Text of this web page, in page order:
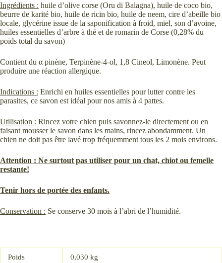
Ingrédients : huile d’olive corse (Oru di Balagna), huile de coco bio,
beurre de karité bio, huile de ricin bio, huile de neem, cire d’abeille bio
locale, glycérine issue de la saponification à froid, miel, son d’avoine,
huiles essentielles d’arbre à thé et de romarin de Corse (0,28% du
poids total du savon)
Contient du α pinène, Terpinène-4-ol, 1,8 Cineol, Limonène. Peut
produire une réaction allergique.
Indications : Enrichi en huiles essentielles pour lutter contre les
parasites, ce savon est idéal pour nos amis à 4 pattes.
Utilisation : Rincez votre chien puis savonnez-le directement ou en
faisant mousser le savon dans les mains, rincez abondamment. Un
chien ne doit pas être lavé trop fréquemment tous les 2 mois environs.
Attention : Ne surtout pas utiliser pour un chat, chiot ou femelle
restante!
Tenir hors de portée des enfants.
Conservation : Se conserve 30 mois à l’abri de l’humidité.
Poids 0,030 kg